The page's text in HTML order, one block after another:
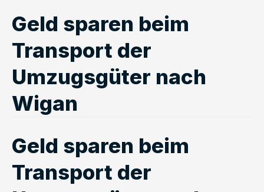
Geld sparen beim
Transport der
Umzugsgüter nach
Wigan
Geld sparen beim
Transport der